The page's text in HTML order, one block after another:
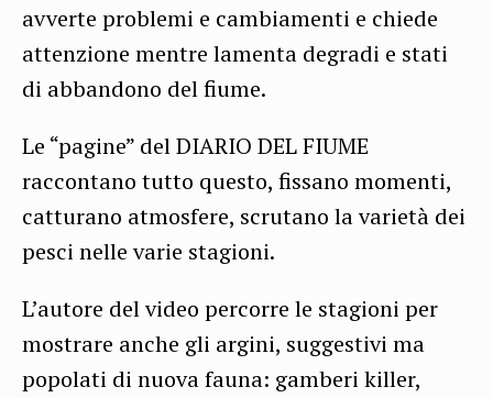
avverte problemi e cambiamenti e chiede
attenzione mentre lamenta degradi e stati
di abbandono del fiume.
Le “pagine” del DIARIO DEL FIUME
raccontano tutto questo, fissano momenti,
catturano atmosfere, scrutano la varietà dei
pesci nelle varie stagioni.
L’autore del video percorre le stagioni per
mostrare anche gli argini, suggestivi ma
popolati di nuova fauna: gamberi killer,